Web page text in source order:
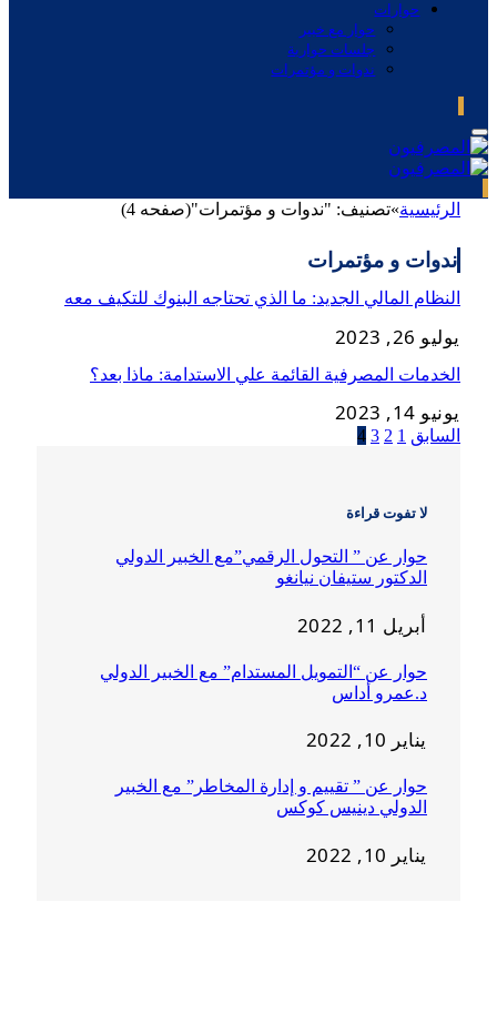
حوارات
حوار مع خبير
جلسات حوارية
ندوات و مؤتمرات
الرئيسية»تصنيف: "ندوات و مؤتمرات"(صفحه 4)
ندوات و مؤتمرات
النظام المالي الجديد: ما الذي تحتاجه البنوك للتكيف معه
يوليو 26, 2023
الخدمات المصرفية القائمة علي الاستدامة: ماذا بعد؟
يونيو 14, 2023
السابق 1
2
3
4
لا تفوت قراءة
حوار عن ” التحول الرقمي”مع الخبير الدولي
الدكتور ستيفان نيانغو
أبريل 11, 2022
حوار عن “التمويل المستدام” مع الخبير الدولي
د.عمرو أداس
يناير 10, 2022
حوار عن ” تقييم و إدارة المخاطر” مع الخبير
الدولي دينيس كوكس
يناير 10, 2022